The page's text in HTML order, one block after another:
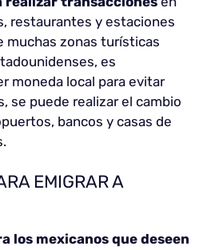
restaurantes y estaciones
muchas zonas turísticas
es
moneda local para evitar
se puede realizar el cambio
bancos y casas de
EMIGRAR A
los mexicanos que deseen